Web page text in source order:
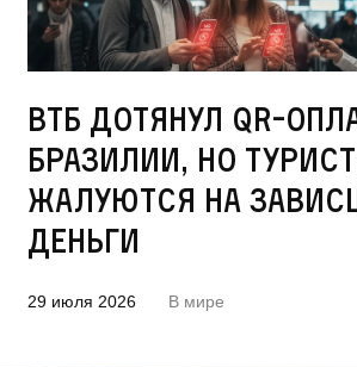
ВТБ дотянул QR-
Бразилии, но
жалуются на
деньги
29 июля 2026 В мире